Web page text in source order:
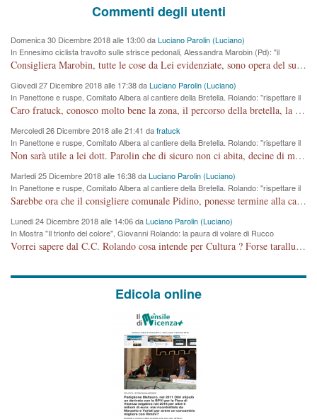
Commenti degli utenti
Domenica 30 Dicembre 2018 alle 13:00 daLuciano Parolin (Luciano)
In Ennesimo ciclista travolto sulle strisce pedonali, Alessandra Marobin (Pd): "il
Comune si svegli"
Consigliera Marobin, tutte le cose da Lei evidenziate, sono opera del suo ex Assessore e compagno di Partito Antonio Marco Dalla Pozza Assessore alla "progettazione" di piste ciclabili e altre porcherie. A lui manderei il conto da saldare per incidenti e danni alle persone. E' ora che "finiamola." Avete perso rassegnatevi. qui IL SINDACO RUCCO NON C'ENTRA PER NIENTE. CAPITO!!!!!!!! Amen.
Giovedi 27 Dicembre 2018 alle 17:38 daLuciano Parolin (Luciano)
In Panettone e ruspe, Comitato Albera al cantiere della Bretella. Rolando: "rispettare il
cronoprogramma"
Caro fratuck, conosco molto bene la zona, il percorso della bretella, la situazione dei cittadini, abito in Viale Trento. A partire dal 2003 ho partecipato al Comitato di Maddalene pro bretella, e a riunioni propositive per apportare modifiche al progetto. Numerose mie foto del territorio sono arrivate a Roma, altri miei interventi (non graditi dalla Sx) sono stati pubblicati dal GdV, assieme ad altri come Ciro Asproso, ora favorevole alla bretella. Ho partecipato alla raccolta firme per la chiusura della strada x 5 giorni eseguita dal Sindaco Hullwech per sforamento 180 Micro/g. Pertanto come impegno per la tematica sono apposto con la coscienza. Ora il Progetto è partito, fine! Voglio dire che la nuova Giunta "comunale" non c'entra più. L'opera sarà "malauguratamente" eseguita, ma non con il mio placet. Il Consigliere Comunale dovrebbe capire che la campagna elettorale è finita, con buona pace di tutti. Quello che invece dovrebbe interessare è la proprietà della strada, dall'uscita autostradale Ovest, sino alla Rotatoria dell'Albara, vi sono tre possessori: Autostrade SpA; La Provincia, il Comune. Come la mettiamo per il futuro ? I costi, da 50 sono saliti a 100 milioni di € come dire 20 milioni a KM (!) da non credere. Comunque si farà. Ma nessuno canti Vittoria, anzi meglio non farne un ulteriore fatto "partitico" per questioni elettorali o di seggio. Se mi manda la sua mail, sono disponibile ad inviare i documenti e le foto sopra descritte. Con ossequi, Luciano Parolin
Mercoledi 26 Dicembre 2018 alle 21:41 dafratuck
In Panettone e ruspe, Comitato Albera al cantiere della Bretella. Rolando: "rispettare il
cronoprogramma"
Non sarà utile a lei dott. Parolin che di sicuro non ci abita, decine di migliaia di TIR, automobili e padroncini che passano quotidianamente per una strada appena rotabile, non è più possibile stendere i panni, attraversare la strada senza rischiare la morte, le case stanno crepando, i tempi sono cambiati e la bretella non passerà assolutamente per maddalene (ma cosa sta a dire?!), dia invece responsabilità a chi ha costruito tagliando la strada che doveva invece terminare a isola vicentina e non al moracchino lasciando Motta di Costabissara ancora in panne di traffico. I tempi sono cambiati dottore e se l'anagrafe della vita stagna nell'essere umano impressioni conservatrici, la società non le considera perchè va avanti, si industrializza e ha bisogno di infrastrutture e di sviluppo. Ultima considerazione, se è geloso di Rolando perchè vede in lui solo campagne politiche mentre si difendono i SOLI diritti dei cittadini, la preghiamo faccia considerazioni più appropriate. Saluti e complimenti per i suoi scritti.
Martedi 25 Dicembre 2018 alle 16:38 daLuciano Parolin (Luciano)
In Panettone e ruspe, Comitato Albera al cantiere della Bretella. Rolando: "rispettare il
cronoprogramma"
Sarebbe ora che il consigliere comunale Pidino, ponesse termine alla campagna elettorale nel territorio del suo seggio Villaggio del Sole. La tiraca è iniziata, distruggerà 6 km di prateria ovest della città, ricca di fonti e sorgenti d'acqua. I cittadini di Maddalene non avranno più Pace la notte. Molta colpa per la costruzione di questa Strada è proprio del signor Rolando,dei suoi gazebo mobili e che vuol far passare questa opera VANDALICA come progetto "utile" a chi ? Non è cosa seria sig. Rolando!
Lunedi 24 Dicembre 2018 alle 14:06 daLuciano Parolin (Luciano)
In Mostra "Il trionfo del colore", Giovanni Rolando: la paura di volare di Rucco
Vorrei sapere dal C.C. Rolando cosa intende per Cultura ? Forse tarallucci, vino e sagre, o spaghetti tricolori del PD ? Il continuo (s)parlare della mostra a Palazzo Chiericati caro consigliere DANNEGGIA FORTEMENTE l'immagine della città TUTTA e fa deviare i consensi che in RUSSIA (badi bene ex U.R.S.S.) sono ECCELLENTI. A livello artistico l'evento è di alta Valenza culturale, COMPITO di Tutta la Cittadinanza fare il possibile per propagandare l'iniziativa senza farne UN CASO PARTITICO come fa Lei da sempre. Meno Gazebo + Partecipazione! E così sia. Amen.
Edicola online